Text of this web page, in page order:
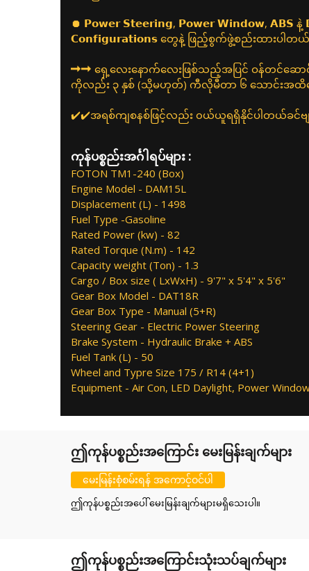
⏺ 𝗣𝗼𝘄𝗲𝗿 𝗦𝘁𝗲𝗲𝗿𝗶𝗻𝗴, 𝗣𝗼𝘄𝗲𝗿 𝗪𝗶𝗻𝗱𝗼𝘄, 𝗔𝗕𝗦
𝗖𝗼𝗻𝗳𝗶𝗴𝘂𝗿𝗮𝘁𝗶𝗼𝗻𝘀 တွေနဲ့ ဖြည့်စွက်ဖွဲ့စည်းထားပါတ
➡➡ ရှေ့လေးနောက်လေးဖြစ်သည့်အပြင် ဝန်တင်ဆေ
ကိုလည်း ၃ နှစ် (သို့မဟုတ်) ကီလိုမီတာ ၆ သောင်းအထိပေ
✔️✔️အရစ်ကျစနစ်ဖြင့်လည်း ၀ယ်ယူရရှိနိုင်ပါတယ်ခင်ဗျ
ကုန်ပစ္စည်းအင်္ဂါရပ်များ :
FOTON TM1-240 (Box)
Engine Model - DAM15L
Displacement (L) - 1498
Fuel Type -Gasoline
Rated Power (kw) - 82
Rated Torque (N.m) - 142
Capacity weight (Ton) - 1.3
Cargo / Box size ( LxWxH) - 9'7" x 5'4" x 5'6"
Gear Box Model - DAT18R
Gear Box Type - Manual (5+R)
Steering Gear - Electric Power Steering
Brake System - Hydraulic Brake + ABS
Fuel Tank (L) - 50
Wheel and Typre Size 175 / R14 (4+1)
Equipment - Air Con, LED Daylight, Power
ဤကုန်ပစ္စည်းအကြောင်း မေးမြန်းချက်များ
မေးမြန်းစုံစမ်းရန် အကောင့်ဝင်ပါ
ဤကုန်ပစ္စည်းအပေါ် မေးမြန်းချက်များမရှိသေးပါ။
ဤကုန်ပစ္စည်းအကြောင်းသုံးသပ်ချက်များ